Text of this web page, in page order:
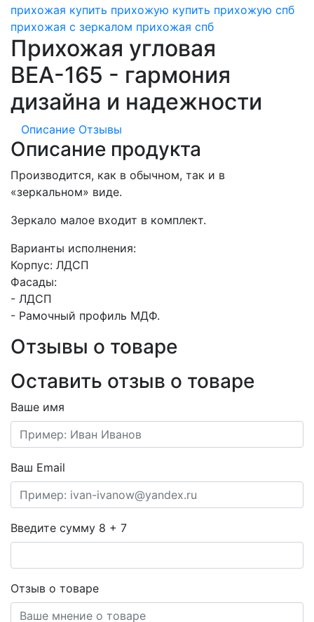
прихожая купить прихожую купить прихожую спб
прихожая с зеркалом прихожая спб
Прихожая угловая
ВЕА-165 - гармония
дизайна и надежности
Описание Отзывы
Описание продукта
Производится, как в обычном, так и в
«зеркальном» виде.
Зеркало малое входит в комплект.
Варианты исполнения:
Корпус: ЛДСП
Фасады:
- ЛДСП
- Рамочный профиль МДФ.
Отзывы о товаре
Оставить отзыв о товаре
Ваше имя
Ваш Email
Введите сумму 8 + 7
Отзыв о товаре